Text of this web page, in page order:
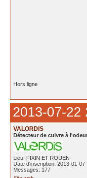
Hors ligne
2013-07-22
VALORDIS
Détecteur de cuivre à
Lieu: FIXIN ET ROUEN
Date d'inscription: 2013-01-07
Messages: 177